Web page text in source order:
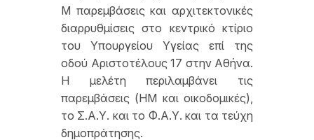
Μ παρεμβάσεις και αρχιτεκτονικές
διαρρυθμίσεις στο κεντρικό κτίριο
του Υπουργείου Υγείας επί της
οδού Αριστοτέλους 17 στην Αθήνα.
Η μελέτη περιλαμβάνει τις
παρεμβάσεις (ΗΜ και οικοδομικές),
το Σ.Α.Υ. και το Φ.Α.Υ. και τα τεύχη
δημοπράτησης.